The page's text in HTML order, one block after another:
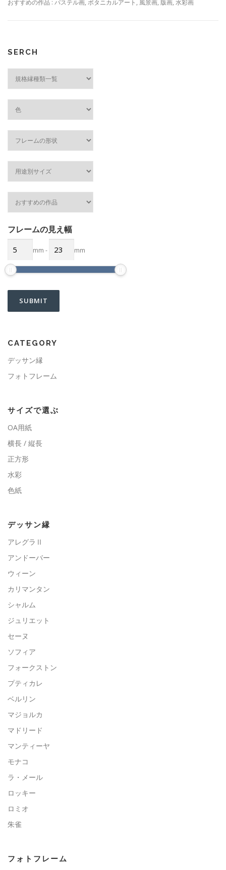
おすすめの作品 : パステル画, ボタニカルアート, 風景画, 版画, 水彩画
SERCH
フレームの見え幅
mm - mm
CATEGORY
デッサン縁
フォトフレーム
サイズで選ぶ
OA用紙
横長 / 縦長
正方形
水彩
色紙
デッサン縁
アレグラⅡ
アンドーバー
ウィーン
カリマンタン
シャルム
ジュリエット
セーヌ
ソフィア
フォークストン
プティカレ
ベルリン
マジョルカ
マドリード
マンティーヤ
モナコ
ラ・メール
ロッキー
ロミオ
朱雀
フォトフレーム